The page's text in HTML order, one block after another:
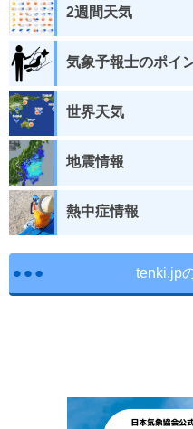
2週間天気
気象予報士のポイ
世界天気
地震情報
熱中症情報
tenki.jp